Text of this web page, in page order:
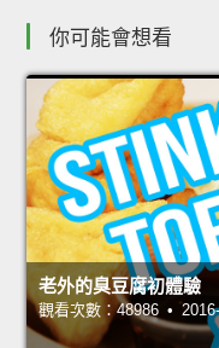
你可能會想看
老外的臭豆腐初體驗
觀看次數：48986 •